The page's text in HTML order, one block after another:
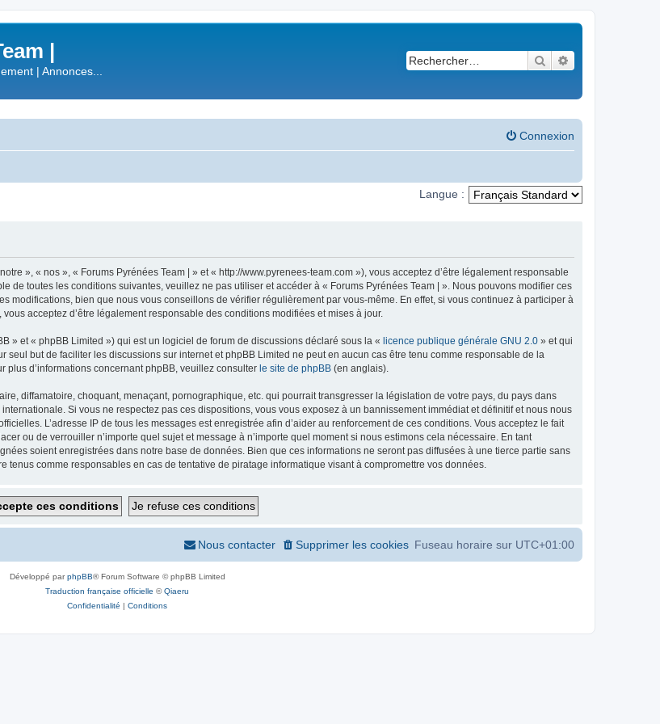
|
| Annonces...
Rechercher
Connexion
Langue :
», « nos », « Forums Pyrénées Team | » et « http://www.pyrenees-team.com »), vous acceptez d’être légalement responsable
de toutes les conditions suivantes, veuillez ne pas utiliser et accéder à « Forums Pyrénées Team | ». Nous pouvons modifier ces
modifications, bien que nous vous conseillons de vérifier régulièrement par vous-même. En effet, si vous continuez à participer à
acceptez d’être légalement responsable des conditions modifiées et mises à jour.
» et « phpBB Limited ») qui est un logiciel de forum de discussions déclaré sous la « licence publique générale GNU 2.0 » et qui
seul but de faciliter les discussions sur internet et phpBB Limited ne peut en aucun cas être tenu comme responsable de la
plus d’informations concernant phpBB, veuillez consulter le site de phpBB (en anglais).
diffamatoire, choquant, menaçant, pornographique, etc. qui pourrait transgresser la législation de votre pays, du pays dans
Si vous ne respectez pas ces dispositions, vous vous exposez à un bannissement immédiat et définitif et nous nous
L’adresse IP de tous les messages est enregistrée afin d’aider au renforcement de ces conditions. Vous acceptez le fait
ou de verrouiller n’importe quel sujet et message à n’importe quel moment si nous estimons cela nécessaire. En tant
soient enregistrées dans notre base de données. Bien que ces informations ne seront pas diffusées à une tierce partie sans
tenus comme responsables en cas de tentative de piratage informatique visant à compromettre vos données.
Fuseau horaire sur UTC+01:00
Supprimer les cookies
Nous contacter
Développé parphpBB® Forum Software © phpBB Limited
Traduction française officielle ©Qiaeru
Confidentialité | Conditions